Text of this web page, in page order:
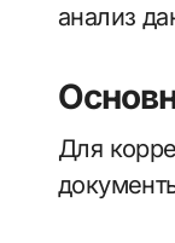
анализ
Для